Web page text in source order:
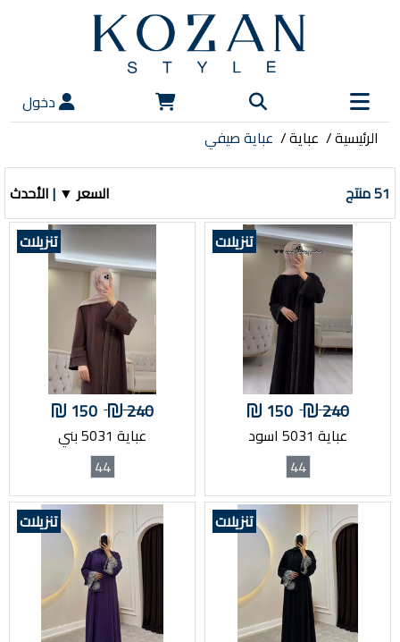
دخول
الرئيسية
عباية عباية صيفي
51 منتج السعر ▼ |الأحدث
تنزيلات
240
150
عباية 5031 اسود
44
تنزيلات
240
150
عباية 5031 بني
44
تنزيلات تنزيلات